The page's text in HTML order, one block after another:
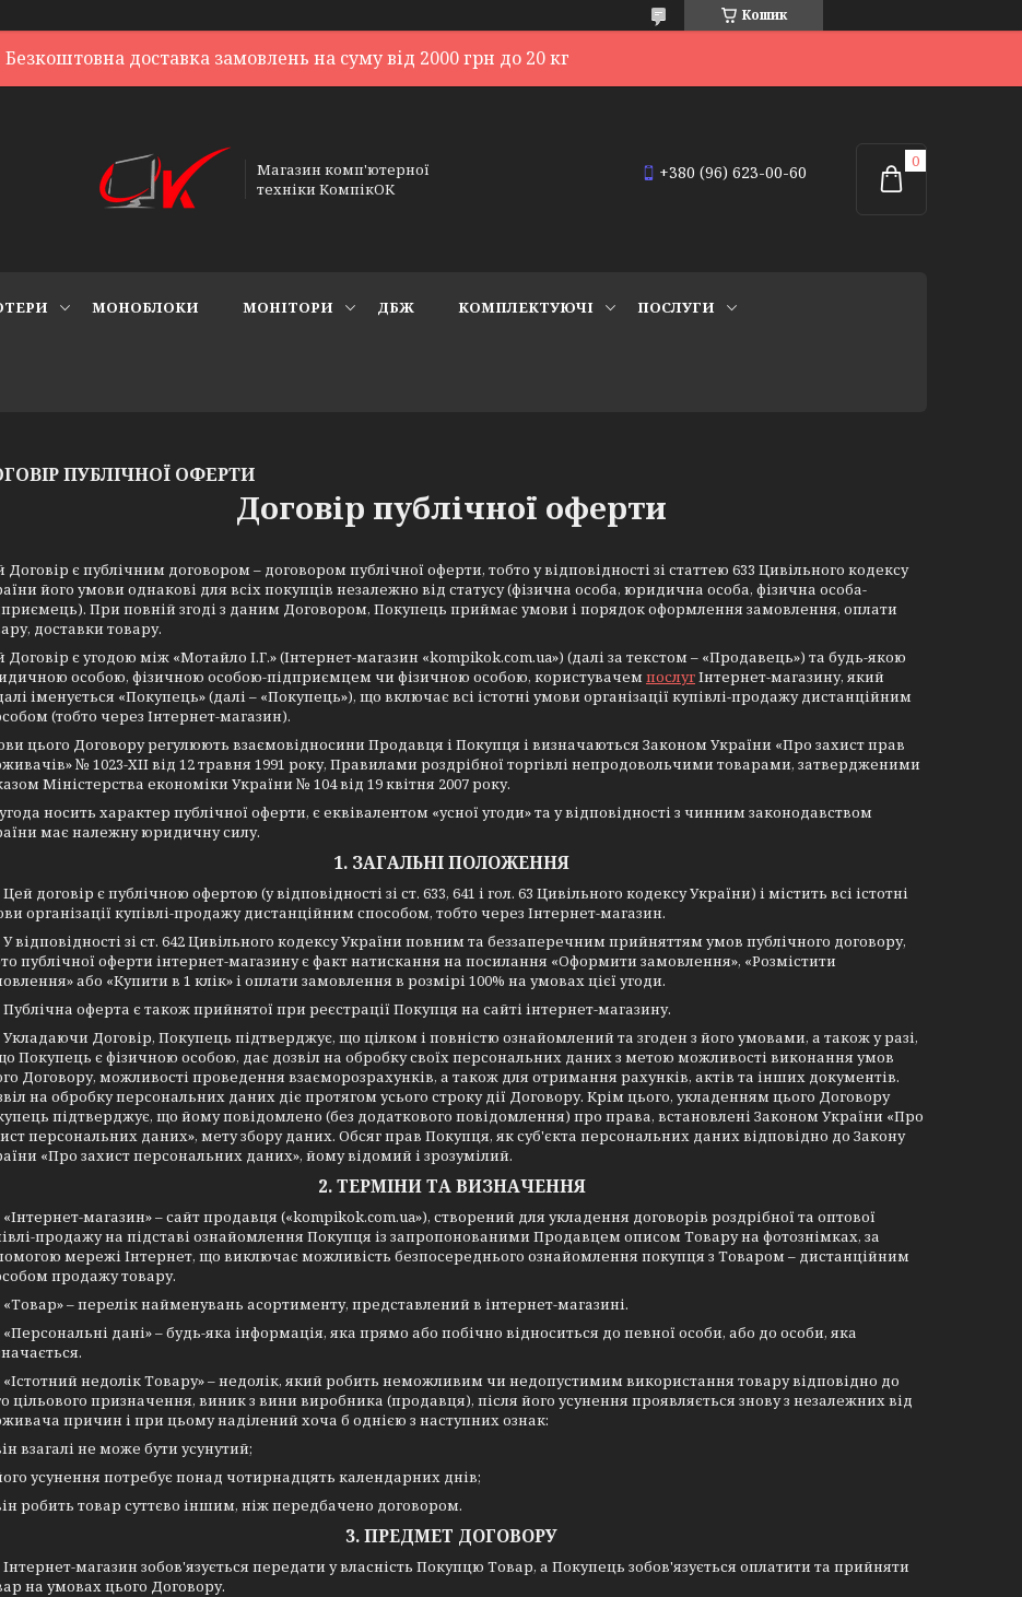
Кошик
Безкоштовна доставка замовлень на суму від 2000 грн до 20 кг
Магазин комп'ютерної
техніки КомпікОК
+380 (96) 623-00-60
МОНОБЛОКИ МОНІТОРИ ДБЖ КОМПЛЕКТУЮЧІ ПОСЛУГИ
ПУБЛІЧНОЇ ОФЕРТИ
Договір публічної оферти
Договір є публічним договором – договором публічної оферти, тобто у відповідності зі статтею 633 Цивільного кодексу
його умови однакові для всіх покупців незалежно від статусу (фізична особа, юридична особа, фізична особа-
При повній згоді з даним Договором, Покупець приймає умови і порядок оформлення замовлення, оплати
доставки товару.
Договір є угодою між «Мотайло І.Г.» (Інтернет-магазин «kompikok.com.ua») (далі за текстом – «Продавець») та будь-якою
особою, фізичною особою-підприємцем чи фізичною особою, користувачем послугІнтернет-магазину, який
іменується «Покупець» (далі – «Покупець»), що включає всі істотні умови організації купівлі-продажу дистанційним
(тобто через Інтернет-магазин).
цього Договору регулюють взаємовідносини Продавця і Покупця і визначаються Законом України «Про захист прав
№ 1023-XII від 12 травня 1991 року, Правилами роздрібної торгівлі непродовольчими товарами, затвердженими
Міністерства економіки України № 104 від 19 квітня 2007 року.
носить характер публічної оферти, є еквівалентом «усної угоди» та у відповідності з чинним законодавством
має належну юридичну силу.
1. ЗАГАЛЬНІ ПОЛОЖЕННЯ
Цей договір є публічною офертою (у відповідності зі ст. 633, 641 і гол. 63 Цивільного кодексу України) і містить всі істотні
організації купівлі-продажу дистанційним способом, тобто через Інтернет-магазин.
У відповідності зі ст. 642 Цивільного кодексу України повним та беззаперечним прийняттям умов публічного договору,
публічної оферти інтернет-магазину є факт натискання на посилання «Оформити замовлення», «Розмістити
або «Купити в 1 клік» і оплати замовлення в розмірі 100% на умовах цієї угоди.
Публічна оферта є також прийнятої при реєстрації Покупця на сайті інтернет-магазину.
Укладаючи Договір, Покупець підтверджує, що цілком і повністю ознайомлений та згоден з його умовами, а також у разі,
Покупець є фізичною особою, дає дозвіл на обробку своїх персональних даних з метою можливості виконання умов
Договору, можливості проведення взаєморозрахунків, а також для отримання рахунків, актів та інших документів.
на обробку персональних даних діє протягом усього строку дії Договору. Крім цього, укладенням цього Договору
підтверджує, що йому повідомлено (без додаткового повідомлення) про права, встановлені Законом України «Про
персональних даних», мету збору даних. Обсяг прав Покупця, як суб'єкта персональних даних відповідно до Закону
«Про захист персональних даних», йому відомий і зрозумілий.
2. ТЕРМІНИ ТА ВИЗНАЧЕННЯ
«Інтернет-магазин» – сайт продавця («kompikok.com.ua»), створений для укладення договорів роздрібної та оптової
продажу на підставі ознайомлення Покупця із запропонованими Продавцем описом Товару на фотознімках, за
мережі Інтернет, що виключає можливість безпосереднього ознайомлення покупця з Товаром – дистанційним
продажу товару.
«Товар» – перелік найменувань асортименту, представлений в інтернет-магазині.
«Персональні дані» – будь-яка інформація, яка прямо або побічно відноситься до певної особи, або до особи, яка
«Істотний недолік Товару» – недолік, який робить неможливим чи недопустимим використання товару відповідно до
цільового призначення, виник з вини виробника (продавця), після його усунення проявляється знову з незалежних від
причин і при цьому наділений хоча б однією з наступних ознак:
взагалі не може бути усунутий;
усунення потребує понад чотирнадцять календарних днів;
робить товар суттєво іншим, ніж передбачено договором.
3. ПРЕДМЕТ ДОГОВОРУ
Інтернет-магазин зобов'язується передати у власність Покупцю Товар, а Покупець зобов'язується оплатити та прийняти
на умовах цього Договору.